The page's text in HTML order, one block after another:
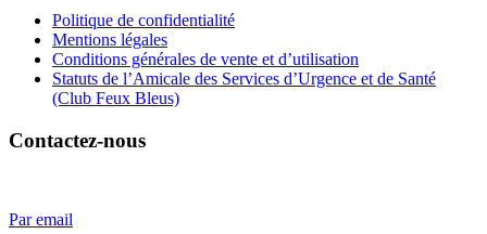
Politique de confidentialité
Mentions légales
Conditions générales de vente et d’utilisation
Statuts de l’Amicale des Services d’Urgence et de Santé
(Club Feux Bleus)
Contactez-nous
Par email